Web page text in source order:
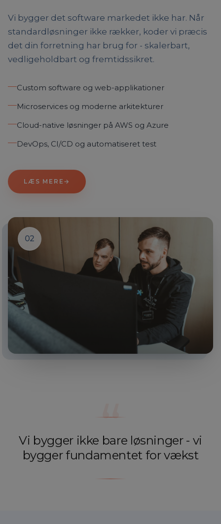
Vi bygger det software markedet ikke har. Når
standardløsninger ikke rækker, koder vi præcis
det din forretning har brug for - skalerbart,
vedligeholdbart og fremtidssikret.
Custom software og web-applikationer
Microservices og moderne arkitekturer
Cloud-native løsninger på AWS og Azure
DevOps, CI/CD og automatiseret test
LÆS MERE →
02
“
Vi bygger ikke bare løsninger - vi
bygger fundamentet for vækst